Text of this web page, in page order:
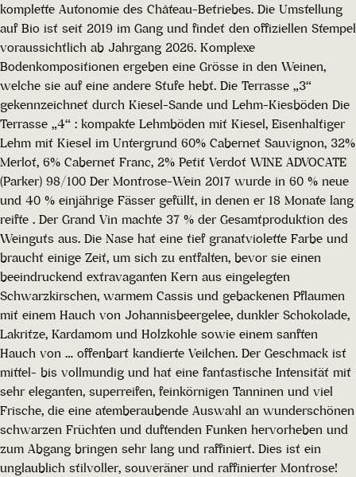
komplette Autonomie des Château-Betriebes. Die Umstellung
auf Bio ist seit 2019 im Gang und findet den offiziellen Stempel
voraussichtlich ab Jahrgang 2026. Komplexe
Bodenkompositionen ergeben eine Grösse in den Weinen,
welche sie auf eine andere Stufe hebt. Die Terrasse „3“
gekennzeichnet durch Kiesel-Sande und Lehm-Kiesböden Die
Terrasse „4“ : kompakte Lehmböden mit Kiesel, Eisenhaltiger
Lehm mit Kiesel im Untergrund 60% Cabernet Sauvignon, 32%
Merlot, 6% Cabernet Franc, 2% Petit Verdot WINE ADVOCATE
(Parker) 98/100 Der Montrose-Wein 2017 wurde in 60 % neue
und 40 % einjährige Fässer gefüllt, in denen er 18 Monate lang
reifte . Der Grand Vin machte 37 % der Gesamtproduktion des
Weinguts aus. Die Nase hat eine tief granatviolette Farbe und
braucht einige Zeit, um sich zu entfalten, bevor sie einen
beeindruckend extravaganten Kern aus eingelegten
Schwarzkirschen, warmem Cassis und gebackenen Pflaumen
mit einem Hauch von Johannisbeergelee, dunkler Schokolade,
Lakritze, Kardamom und Holzkohle sowie einem sanften
Hauch von … offenbart kandierte Veilchen. Der Geschmack ist
mittel- bis vollmundig und hat eine fantastische Intensität mit
sehr eleganten, superreifen, feinkörnigen Tanninen und viel
Frische, die eine atemberaubende Auswahl an wunderschönen
schwarzen Früchten und duftenden Funken hervorheben und
zum Abgang bringen sehr lang und raffiniert. Dies ist ein
unglaublich stilvoller, souveräner und raffinierter Montrose!